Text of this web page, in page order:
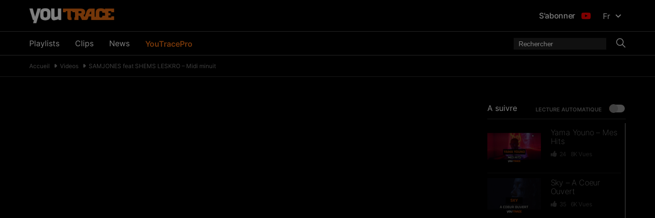
S'abonner Fr
Playlists Clips News YouTracePro
Accueil Videos SAMJONES feat SHEMS LESKRO – Midi minuit
A suivre LECTURE AUTOMATIQUE
Yama Youno – Mes
Hits
24 8K Vues
Sky – A Coeur
Ouvert
35 6K Vues